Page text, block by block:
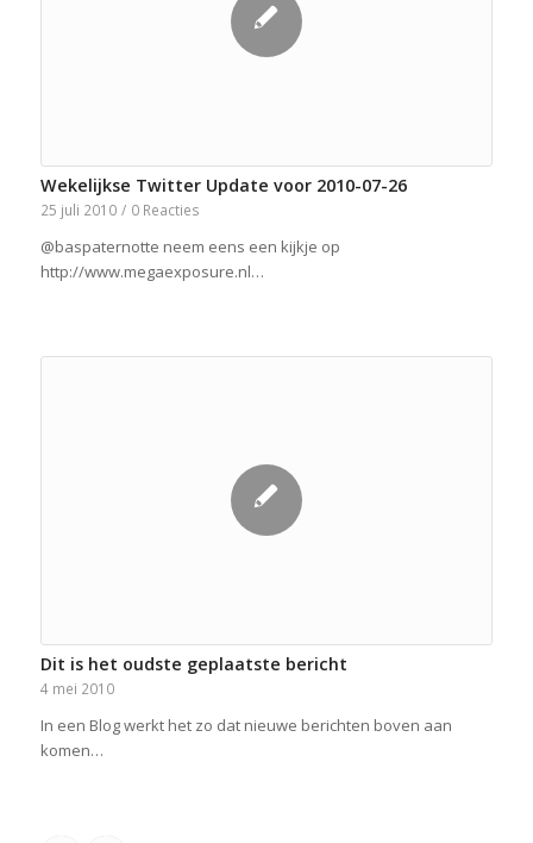
Wekelijkse Twitter Update voor 2010-07-26
25 juli 2010 / 0 Reacties
@baspaternotte neem eens een kijkje op
http://www.megaexposure.nl…
Dit is het oudste geplaatste bericht
4 mei 2010
In een Blog werkt het zo dat nieuwe berichten boven aan
komen…